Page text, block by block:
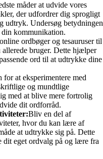
måder at udvide vores
der udfordrer dig sprogligt
udtryk. Undersøg betydningen
kommunikation.
ordbøger og tesauruser til
bruger. Dette hjælper
ord til at udtrykke dine
at eksperimentere med
og mundtlige
med at blive mere fortrolig
dit ordforråd.
Bliv en del af
hvor du kan lære af
at udtrykke sig på. Dette
dit eget ordvalg på og lære fra